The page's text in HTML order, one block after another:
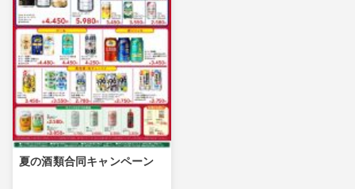
夏の酒類合同キャンペーン